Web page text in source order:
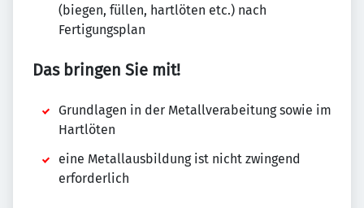
(biegen, füllen, hartlöten etc.) nach
Fertigungsplan
Das bringen Sie mit!
Grundlagen in der Metallverabeitung sowie im
Hartlöten
eine Metallausbildung ist nicht zwingend
erforderlich